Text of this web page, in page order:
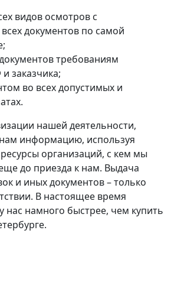
видов осмотров с
документов по самой
требованиям
заказчика;
во всех допустимых и
нашей деятельности,
информацию, используя
организаций, с кем мы
до приезда к нам. Выдача
и иных документов – только
В настоящее время
нас намного быстрее, чем купить